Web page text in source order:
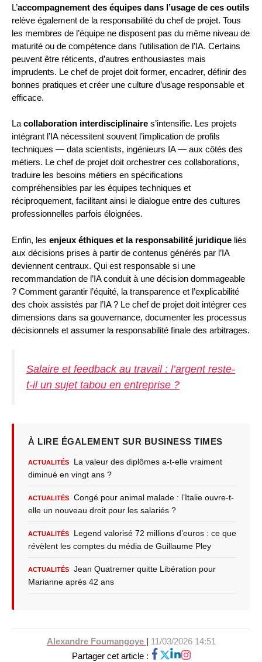
L’accompagnement des équipes dans l’usage de ces outils
relève également de la responsabilité du chef de projet. Tous
les membres de l’équipe ne disposent pas du même niveau de
maturité ou de compétence dans l’utilisation de l’IA. Certains
peuvent être réticents, d’autres enthousiastes mais
imprudents. Le chef de projet doit former, encadrer, définir des
bonnes pratiques et créer une culture d’usage responsable et
efficace.
La collaboration interdisciplinaire s’intensifie. Les projets
intégrant l’IA nécessitent souvent l’implication de profils
techniques — data scientists, ingénieurs IA — aux côtés des
métiers. Le chef de projet doit orchestrer ces collaborations,
traduire les besoins métiers en spécifications
compréhensibles par les équipes techniques et
réciproquement, facilitant ainsi le dialogue entre des cultures
professionnelles parfois éloignées.
Enfin, les enjeux éthiques et la responsabilité juridique liés
aux décisions prises à partir de contenus générés par l’IA
deviennent centraux. Qui est responsable si une
recommandation de l’IA conduit à une décision dommageable
? Comment garantir l’équité, la transparence et l’explicabilité
des choix assistés par l’IA ? Le chef de projet doit intégrer ces
dimensions dans sa gouvernance, documenter les processus
décisionnels et assumer la responsabilité finale des arbitrages.
Salaire et feedback au travail : l’argent reste-
t-il un sujet tabou en entreprise ?
À LIRE ÉGALEMENT SUR BUSINESS TIMES
ACTUALITÉS
La valeur des diplômes a-t-elle vraiment
diminué en vingt ans ?
ACTUALITÉS
Congé pour animal malade : l’Italie ouvre-t-
elle un nouveau droit pour les salariés ?
ACTUALITÉS
Legend valorisé 72 millions d’euros : ce que
révèlent les comptes du média de Guillaume Pley
ACTUALITÉS
Jean Quatremer quitte Libération pour
Marianne après 42 ans
Alexandre Foumangoye | 11/03/2026 14:51
Partager cet article :